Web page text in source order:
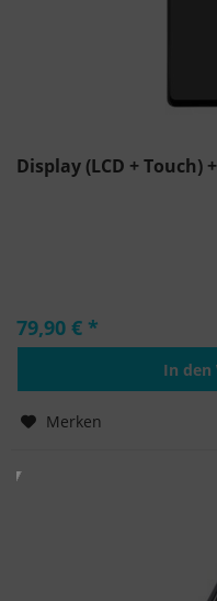
Display (LCD + Touch)
79,90 € *
In den
Merken